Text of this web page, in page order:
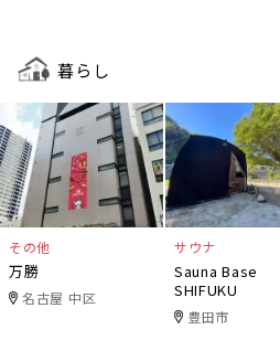
暮らし
その他
万勝
名古屋 中区
サウナ
Sauna Base
SHIFUKU
豊田市